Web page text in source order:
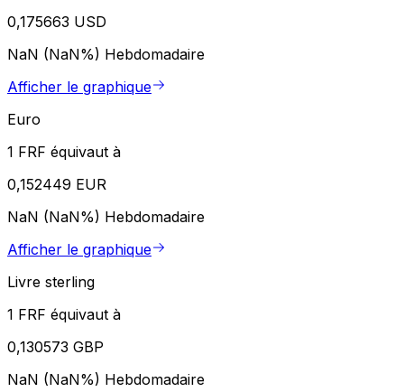
0,175663 USD
NaN (NaN%) Hebdomadaire
Afficher le graphique
Euro
1 FRF équivaut à
0,152449 EUR
NaN (NaN%) Hebdomadaire
Afficher le graphique
Livre sterling
1 FRF équivaut à
0,130573 GBP
NaN (NaN%) Hebdomadaire